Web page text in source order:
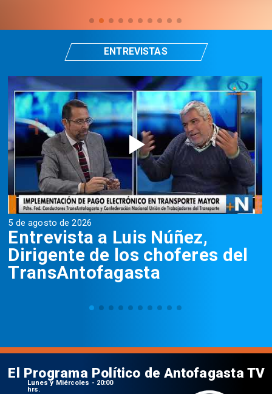
5 de agosto de 2026
Entrevista a Luis Núñez,
Dirigente de los choferes del
TransAntofagasta
ENTREVISTAS
El Programa Político de Antofagasta TV
Lunes y Miércoles - 20:00
hrs.